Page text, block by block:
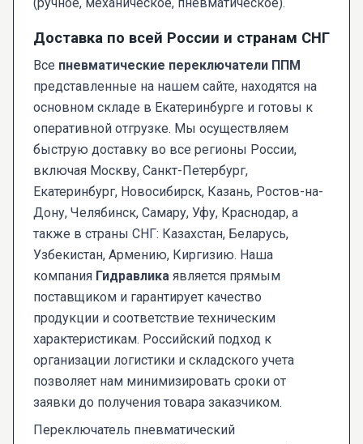
Доставка по всей России и странам СНГ
Все пневматические переключатели ППМ
представленные на нашем сайте, находятся на
основном складе в Екатеринбурге и готовы к
оперативной отгрузке. Мы осуществляем
быструю доставку во все регионы России,
включая Москву, Санкт-Петербург,
Екатеринбург, Новосибирск, Казань, Ростов-на-
Дону, Челябинск, Самару, Уфу, Краснодар, а
также в страны СНГ: Казахстан, Беларусь,
Узбекистан, Армению, Киргизию. Наша
компания Гидравлика является прямым
поставщиком и гарантирует качество
продукции и соответствие техническим
характеристикам. Российский подход к
организации логистики и складского учета
позволяет нам минимизировать сроки от
заявки до получения товара заказчиком.
Переключатель пневматический